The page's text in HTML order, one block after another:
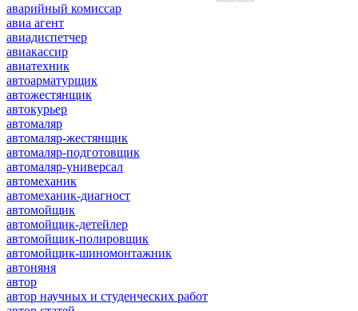
аварийный комиссар
авиа агент
авиадиспетчер
авиакассир
авиатехник
автоарматурщик
автожестянщик
автокурьер
автомаляр
автомаляр-жестянщик
автомаляр-подготовщик
автомаляр-универсал
автомеханик
автомеханик-диагност
автомойщик
автомойщик-детейлер
автомойщик-полировщик
автомойщик-шиномонтажник
автоняня
автор
автор научных и студенческих работ